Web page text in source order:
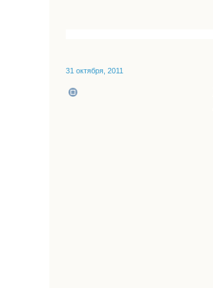
31 октября, 2011